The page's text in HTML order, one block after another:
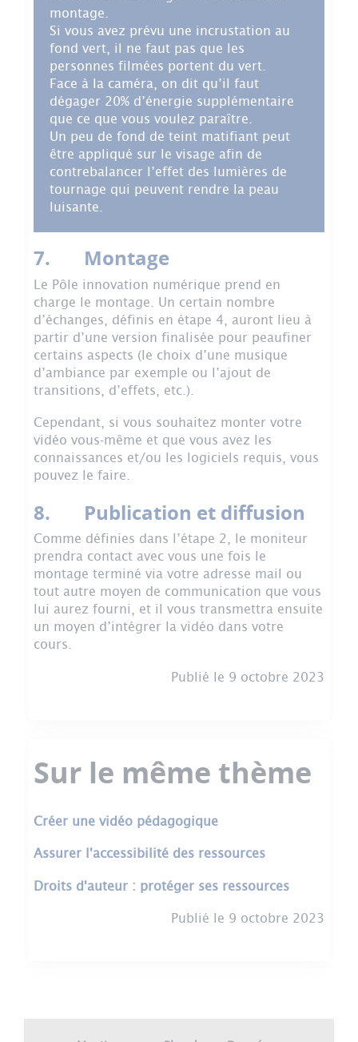
montage.
Si vous avez prévu une incrustation au
fond vert, il ne faut pas que les
personnes filmées portent du vert.
Face à la caméra, on dit qu’il faut
dégager 20% d’énergie supplémentaire
que ce que vous voulez paraître.
Un peu de fond de teint matifiant peut
être appliqué sur le visage afin de
contrebalancer l’effet des lumières de
tournage qui peuvent rendre la peau
luisante.
7. Montage
Le Pôle innovation numérique prend en
charge le montage. Un certain nombre
d’échanges, définis en étape 4, auront lieu à
partir d’une version finalisée pour peaufiner
certains aspects (le choix d’une musique
d’ambiance par exemple ou l’ajout de
transitions, d’effets, etc.).
Cependant, si vous souhaitez monter votre
vidéo vous-même et que vous avez les
connaissances et/ou les logiciels requis, vous
pouvez le faire.
8. Publication et diffusion
Comme définies dans l’étape 2, le moniteur
prendra contact avec vous une fois le
montage terminé via votre adresse mail ou
tout autre moyen de communication que vous
lui aurez fourni, et il vous transmettra ensuite
un moyen d’intégrer la vidéo dans votre
cours.
Publié le 9 octobre 2023
Sur le même thème
Créer une vidéo pédagogique
Assurer l'accessibilité des ressources
Droits d'auteur : protéger ses ressources
Publié le 9 octobre 2023